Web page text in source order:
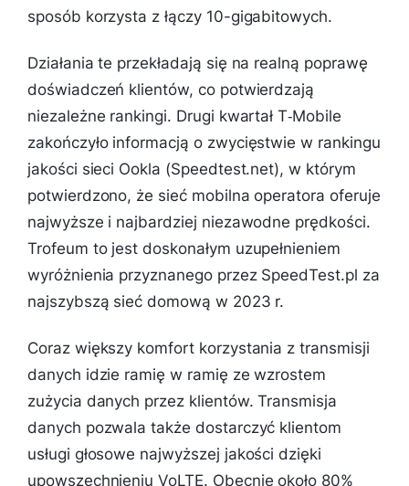
sposób korzysta z łączy 10-gigabitowych.
Działania te przekładają się na realną poprawę
doświadczeń klientów, co potwierdzają
niezależne rankingi. Drugi kwartał T‑Mobile
zakończyło informacją o zwycięstwie w rankingu
jakości sieci Ookla (Speedtest.net), w którym
potwierdzono, że sieć mobilna operatora oferuje
najwyższe i najbardziej niezawodne prędkości.
Trofeum to jest doskonałym uzupełnieniem
wyróżnienia przyznanego przez SpeedTest.pl za
najszybszą sieć domową w 2023 r.
Coraz większy komfort korzystania z transmisji
danych idzie ramię w ramię ze wzrostem
zużycia danych przez klientów. Transmisja
danych pozwala także dostarczyć klientom
usługi głosowe najwyższej jakości dzięki
upowszechnieniu VoLTE. Obecnie około 80%